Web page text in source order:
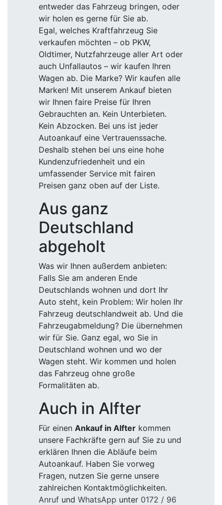
entweder das Fahrzeug bringen, oder
wir holen es gerne für Sie ab.
Egal, welches Kraftfahrzeug Sie
verkaufen möchten – ob PKW,
Oldtimer, Nutzfahrzeuge aller Art oder
auch Unfallautos – wir kaufen Ihren
Wagen ab. Die Marke? Wir kaufen alle
Marken! Mit unserem Ankauf bieten
wir Ihnen faire Preise für Ihren
Gebrauchten an. Kein Unterbieten.
Kein Abzocken. Bei uns ist jeder
Autoankauf eine Vertrauenssache.
Deshalb stehen bei uns eine hohe
Kundenzufriedenheit und ein
umfassender Service mit fairen
Preisen ganz oben auf der Liste.
Aus ganz
Deutschland
abgeholt
Was wir Ihnen außerdem anbieten:
Falls Sie am anderen Ende
Deutschlands wohnen und dort Ihr
Auto steht, kein Problem: Wir holen Ihr
Fahrzeug deutschlandweit ab. Und die
Fahrzeugabmeldung? Die übernehmen
wir für Sie. Ganz egal, wo Sie in
Deutschland wohnen und wo der
Wagen steht. Wir kommen und holen
das Fahrzeug ohne große
Formalitäten ab.
Auch in Alfter
Für einen Ankauf in Alfter kommen
unsere Fachkräfte gern auf Sie zu und
erklären Ihnen die Abläufe beim
Autoankauf. Haben Sie vorweg
Fragen, nutzen Sie gerne unsere
zahlreichen Kontaktmöglichkeiten.
Anruf und WhatsApp unter 0172 / 96